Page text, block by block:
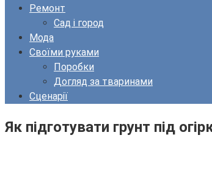
Ремонт
Сад і город
Мода
Своїми руками
Поробки
Догляд за тваринами
Сценарії
Як підготувати грунт під